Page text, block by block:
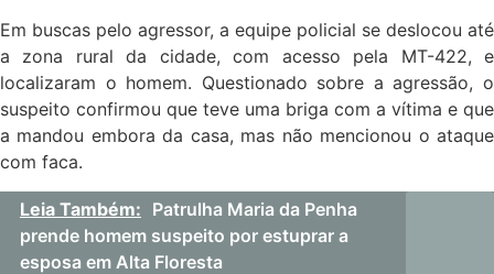
Em buscas pelo agressor, a equipe policial se deslocou até
a zona rural da cidade, com acesso pela MT-422, e
localizaram o homem. Questionado sobre a agressão, o
suspeito confirmou que teve uma briga com a vítima e que
a mandou embora da casa, mas não mencionou o ataque
com faca.
Leia Também: Patrulha Maria da Penha
prende homem suspeito por estuprar a
esposa em Alta Floresta